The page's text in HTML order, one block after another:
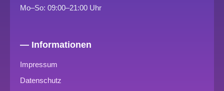
Mo–So: 09:00–21:00 Uhr
— Informationen
Impressum
Datenschutz